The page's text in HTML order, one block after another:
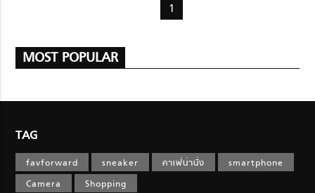
1
MOST POPULAR
TAG
favforward sneaker คาเฟ่น่านั่ง
smartphone
Camera
Shopping